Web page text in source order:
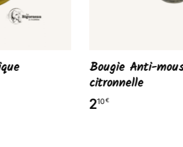
Bougie Anti-
citronnelle
210€